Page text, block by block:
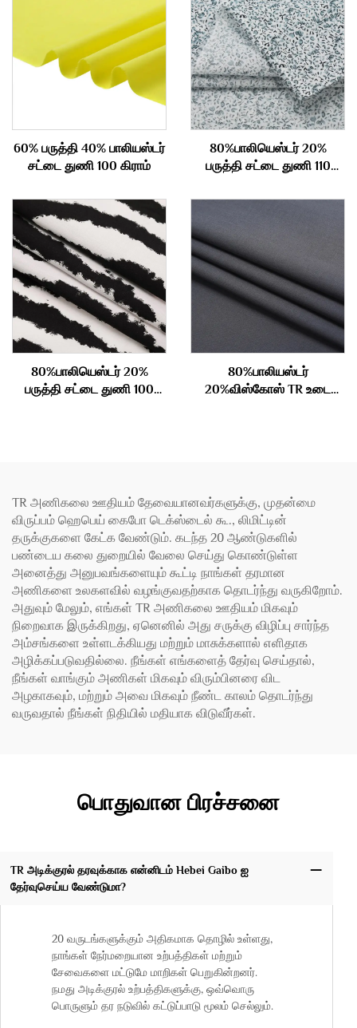
60% பருத்தி 40% பாலியஸ்டர்
சட்டை துணி 100 கிராம்
80%பாலியெஸ்டர் 20%
பருத்தி சட்டை துணி 110
80%பாலியெஸ்டர் 20%
பருத்தி சட்டை துணி 100
80%பாலியஸ்டர்
20%விஸ்கோஸ் TR உடை
TR அணிகலை ஊதியம் தேவையானவர்களுக்கு, முதன்மை
விருப்பம் ஹெபெய் கைபோ டெக்ஸ்டைல் கூ., லிமிட்டின்
தருக்குகளை கேட்க வேண்டும். கடந்த 20 ஆண்டுகளில்
பண்டைய கலை துறையில் வேலை செய்து கொண்டுள்ள
அனைத்து அனுபவங்களையும் கூட்டி நாங்கள் தரமான
அணிகளை உலகளவில் வழங்குவதற்காக தொடர்ந்து வருகிறோம்.
அதுவும் மேலும், எங்கள் TR அணிகலை ஊதியம் மிகவும்
நிறைவாக இருக்கிறது, ஏனெனில் அது சருக்கு விழிப்பு சார்ந்த
அம்சங்களை உள்ளடக்கியது மற்றும் மாசுக்களால் எளிதாக
அழிக்கப்படுவதில்லை. நீங்கள் எங்களைத் தேர்வு செய்தால்,
நீங்கள் வாங்கும் அணிகள் மிகவும் விரும்பினரை விட
அழகாகவும், மற்றும் அவை மிகவும் நீண்ட காலம் தொடர்ந்து
வருவதால் நீங்கள் நிதியில் மதியாக விடுவீர்கள்.
பொதுவான பிரச்சனை
TR அடிக்குரல் தரவுக்காக என்னிடம் Hebei Gaibo ஐ
தேர்வுசெய்ய வேண்டுமா?
20 வருடங்களுக்கும் அதிகமாக தொழில் உள்ளது,
நாங்கள் நேர்மறையான உற்பத்திகள் மற்றும்
சேவைகளை மட்டுமே மாறிகள் பெறுகின்றனர்.
நமது அடிக்குரல் உற்பத்திகளுக்கு, ஒவ்வொரு
பொருளும் தர நடுவில் கட்டுப்பாடு மூலம் செல்லும்.